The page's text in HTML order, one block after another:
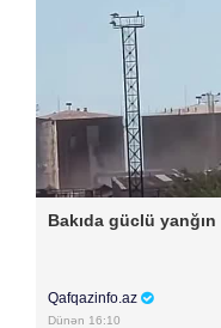
Bakıda güclü yanğın
Qafqazinfo.az
Dünən 16:10